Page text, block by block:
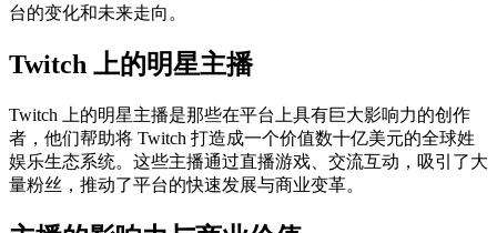
台的变化和未来走向。
Twitch 上的明星主播
Twitch 上的明星主播是那些在平台上具有巨大影响力的创作
者，他们帮助将 Twitch 打造成一个价值数十亿美元的全球姓
娱乐生态系统。这些主播通过直播游戏、交流互动，吸引了大
量粉丝，推动了平台的快速发展与商业变革。